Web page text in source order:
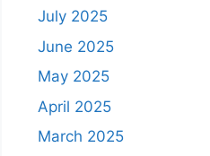
July 2025
June 2025
May 2025
April 2025
March 2025